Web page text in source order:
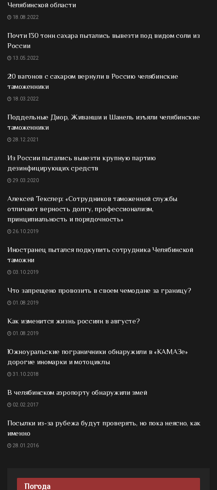
Челябинской области
18.08.2022
Почти 130 тонн сахара пытались вывезти под видом соли из
России
13.05.2022
20 вагонов с сахаром вернули в Россию челябинские
таможенники
18.03.2022
Поддельные Диор, Живанши и Шанель изъяли челябинские
таможенники
28.12.2021
Из России пытались вывезти крупную партию
дезинфицирующих средств
29.03.2020
Алексей Текслер: «Сотрудников таможенной службы
отличают верность долгу, профессионализм,
принципиальность и порядочность»
26.10.2019
Иностранец пытался подкупить сотрудника Челябинской
таможни
03.10.2019
Что запрещено провозить в своем чемодане за границу?
01.08.2019
Как изменится жизнь россиян в августе?
01.08.2019
Южноуральские пограничники обнаружили в «КАМАЗе»
дорогие иномарки и мотоциклы
31.10.2018
В челябинском аэропорту обнаружили змей
02.02.2017
Посылки из-за рубежа будут проверять, но пока неясно, как
именно
28.01.2016
Погода